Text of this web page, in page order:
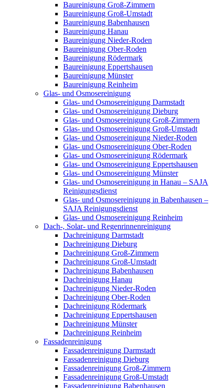
Baureinigung Groß-Zimmern
Baureinigung Groß-Umstadt
Baureinigung Babenhausen
Baureinigung Hanau
Baureinigung Nieder-Roden
Baureinigung Ober-Roden
Baureinigung Rödermark
Baureinigung Eppertshausen
Baureinigung Münster
Baureinigung Reinheim
Glas- und Osmosereinigung
Glas- und Osmosereinigung Darmstadt
Glas- und Osmosereinigung Dieburg
Glas- und Osmosereinigung Groß-Zimmern
Glas- und Osmosereinigung Groß-Umstadt
Glas- und Osmosereinigung Nieder-Roden
Glas- und Osmosereinigung Ober-Roden
Glas- und Osmosereinigung Rödermark
Glas- und Osmosereinigung Eppertshausen
Glas- und Osmosereinigung Münster
Glas- und Osmosereinigung in Hanau – SAJA
Reinigungsdienst
Glas- und Osmosereinigung in Babenhausen –
SAJA Reinigungsdienst
Glas- und Osmosereinigung Reinheim
Dach-, Solar- und Regenrinnenreinigung
Dachreinigung Darmstadt
Dachreinigung Dieburg
Dachreinigung Groß-Zimmern
Dachreinigung Groß-Umstadt
Dachreinigung Babenhausen
Dachreinigung Hanau
Dachreinigung Nieder-Roden
Dachreinigung Ober-Roden
Dachreinigung Rödermark
Dachreinigung Eppertshausen
Dachreinigung Münster
Dachreinigung Reinheim
Fassadenreinigung
Fassadenreinigung Darmstadt
Fassadenreinigung Dieburg
Fassadenreinigung Groß-Zimmern
Fassadenreinigung Groß-Umstadt
Fassadenreinigung Babenhausen